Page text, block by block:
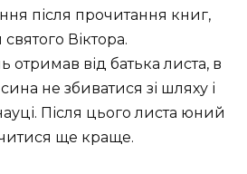
після прочитання книг,
святого Віктора.
отримав від батька листа, в
не збиватися зі шляху і
Після цього листа юний
ще краще.